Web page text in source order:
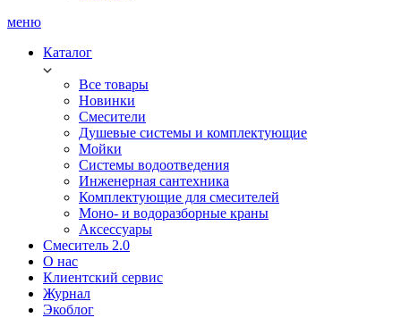
меню
Каталог
Все товары
Новинки
Смесители
Душевые системы и комплектующие
Мойки
Системы водоотведения
Инженерная сантехника
Комплектующие для смесителей
Моно- и водоразборные краны
Аксессуары
Смеситель 2.0
О нас
Клиентский сервис
Журнал
Экоблог